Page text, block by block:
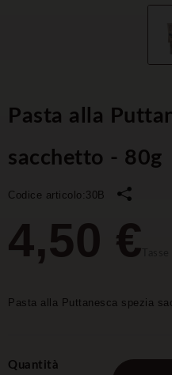
Pasta alla
sacchetto - 80g
Codice articolo: 30B
4,50 €
Pasta alla Puttanesca spezia
Quantità